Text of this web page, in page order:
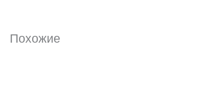
Похожие